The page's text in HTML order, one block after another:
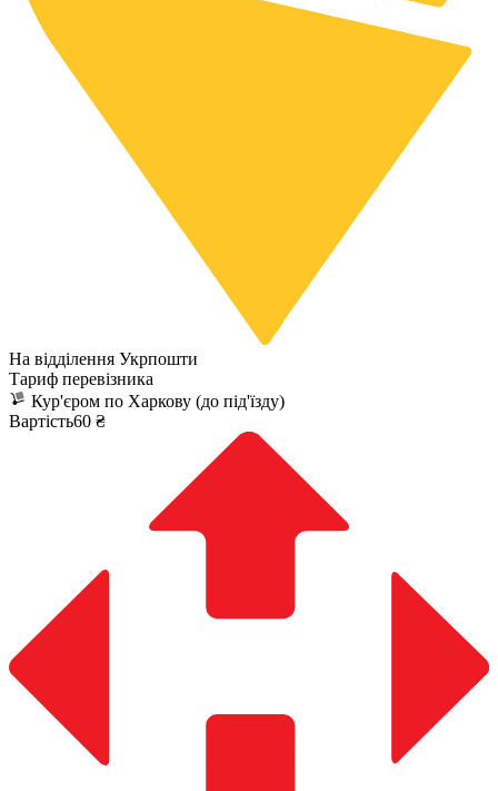
На відділення Укрпошти
Тариф перевізника
Кур'єром по Харкову (до під'їзду)
Вартість60 ₴